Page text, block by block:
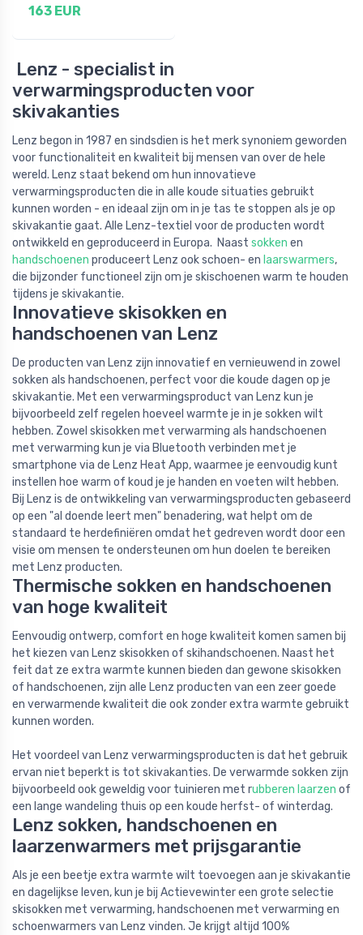
163 EUR
Lenz - specialist in
verwarmingsproducten voor
skivakanties
Lenz begon in 1987 en sindsdien is het merk synoniem geworden
voor functionaliteit en kwaliteit bij mensen van over de hele
wereld. Lenz staat bekend om hun innovatieve
verwarmingsproducten die in alle koude situaties gebruikt
kunnen worden - en ideaal zijn om in je tas te stoppen als je op
skivakantie gaat. Alle Lenz-textiel voor de producten wordt
ontwikkeld en geproduceerd in Europa. Naast sokken en
handschoenen produceert Lenz ook schoen- en laarswarmers,
die bijzonder functioneel zijn om je skischoenen warm te houden
tijdens je skivakantie.
Innovatieve skisokken en
handschoenen van Lenz
De producten van Lenz zijn innovatief en vernieuwend in zowel
sokken als handschoenen, perfect voor die koude dagen op je
skivakantie. Met een verwarmingsproduct van Lenz kun je
bijvoorbeeld zelf regelen hoeveel warmte je in je sokken wilt
hebben. Zowel skisokken met verwarming als handschoenen
met verwarming kun je via Bluetooth verbinden met je
smartphone via de Lenz Heat App, waarmee je eenvoudig kunt
instellen hoe warm of koud je je handen en voeten wilt hebben.
Bij Lenz is de ontwikkeling van verwarmingsproducten gebaseerd
op een "al doende leert men" benadering, wat helpt om de
standaard te herdefiniëren omdat het gedreven wordt door een
visie om mensen te ondersteunen om hun doelen te bereiken
met Lenz producten.
Thermische sokken en handschoenen
van hoge kwaliteit
Eenvoudig ontwerp, comfort en hoge kwaliteit komen samen bij
het kiezen van Lenz skisokken of skihandschoenen. Naast het
feit dat ze extra warmte kunnen bieden dan gewone skisokken
of handschoenen, zijn alle Lenz producten van een zeer goede
en verwarmende kwaliteit die ook zonder extra warmte gebruikt
kunnen worden.
Het voordeel van Lenz verwarmingsproducten is dat het gebruik
ervan niet beperkt is tot skivakanties. De verwarmde sokken zijn
bijvoorbeeld ook geweldig voor tuinieren met rubberen laarzen of
een lange wandeling thuis op een koude herfst- of winterdag.
Lenz sokken, handschoenen en
laarzenwarmers met prijsgarantie
Als je een beetje extra warmte wilt toevoegen aan je skivakantie
en dagelijkse leven, kun je bij Actievewinter een grote selectie
skisokken met verwarming, handschoenen met verwarming en
schoenwarmers van Lenz vinden. Je krijgt altijd 100%